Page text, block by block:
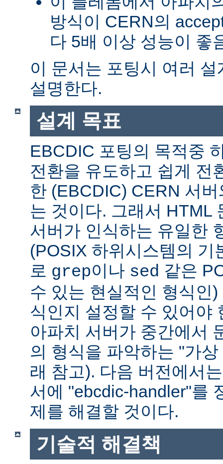
방식이 CERN의
다 5배 이상 성능이 좋
이 문서는 포팅시 여러
설명한다.
설계 목표
EBCDIC 포팅의 목적중
전환을 유도하고 쉽게 전
한 (EBCDIC) CERN 서
는 것이다. 그래서 HTML
서버가 인식하는 유일한
(POSIX 하위시스템의 기
로 grep이나 sed 같은
수 있는 현실적인 형식인
식인지 설정할 수 있어야
아파치 서버가 중간에서
의 형식을 파악하는 "가
래 참고). 다음 버전에서
서에 "ebcdic-handler"를
제를 해결할 것이다.
기술적 해결책